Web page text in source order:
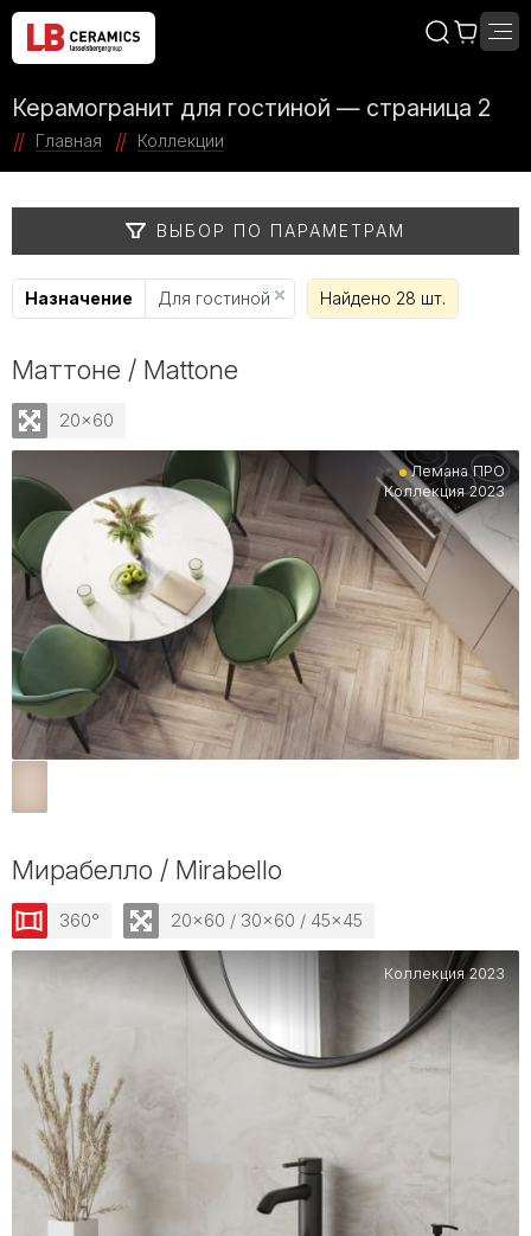
Керамогранит для гостиной — страница 2
Главная Коллекции
ВЫБОР ПО ПАРАМЕТРАМ
Назначение Для гостиной Найдено 28 шт.
Маттоне / Mattone
20x60
Лемана ПРО
Коллекция 2023
Мирабелло / Mirabello
360° 20x60 / 30x60 / 45x45
Коллекция 2023